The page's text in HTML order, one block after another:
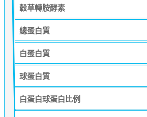
穀草轉胺酵素
總蛋白質
白蛋白質
球蛋白質
白蛋白球蛋白比例